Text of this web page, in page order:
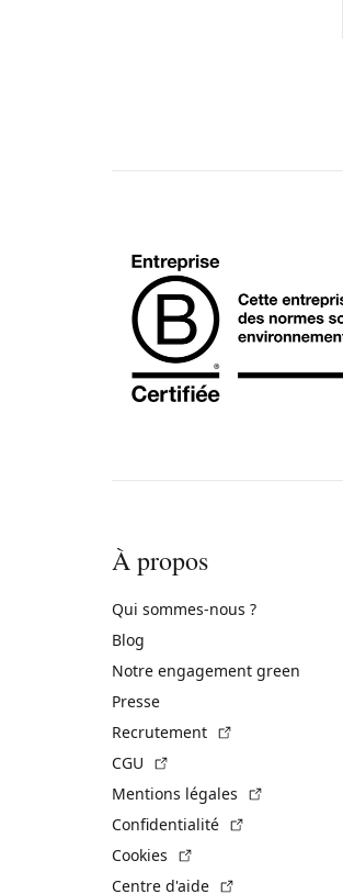
À propos
Qui sommes-nous ?
Blog
Notre engagement green
Presse
Recrutement
CGU
Mentions légales
Confidentialité
Cookies
Centre d'aide